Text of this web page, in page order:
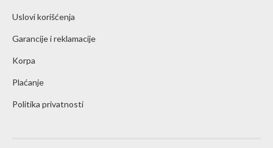
Uslovi korišćenja
Garancije i reklamacije
Korpa
Plaćanje
Politika privatnosti